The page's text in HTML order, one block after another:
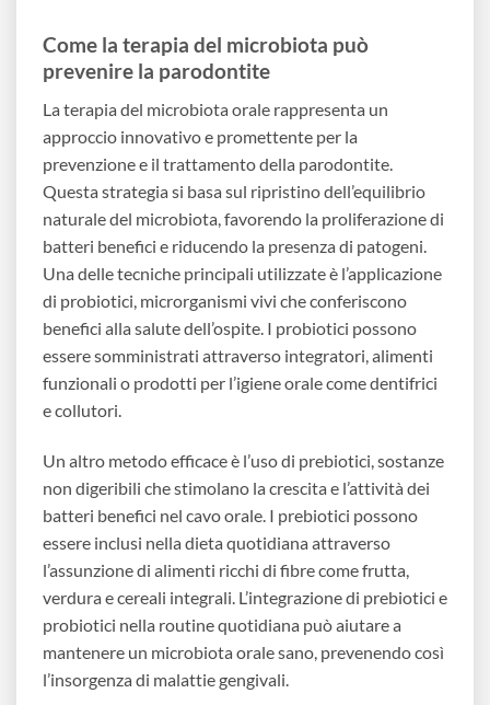
Come la terapia del microbiota può
prevenire la parodontite
La terapia del microbiota orale rappresenta un
approccio innovativo e promettente per la
prevenzione e il trattamento della parodontite.
Questa strategia si basa sul ripristino dell’equilibrio
naturale del microbiota, favorendo la proliferazione di
batteri benefici e riducendo la presenza di patogeni.
Una delle tecniche principali utilizzate è l’applicazione
di probiotici, microrganismi vivi che conferiscono
benefici alla salute dell’ospite. I probiotici possono
essere somministrati attraverso integratori, alimenti
funzionali o prodotti per l’igiene orale come dentifrici
e collutori.
Un altro metodo efficace è l’uso di prebiotici, sostanze
non digeribili che stimolano la crescita e l’attività dei
batteri benefici nel cavo orale. I prebiotici possono
essere inclusi nella dieta quotidiana attraverso
l’assunzione di alimenti ricchi di fibre come frutta,
verdura e cereali integrali. L’integrazione di prebiotici e
probiotici nella routine quotidiana può aiutare a
mantenere un microbiota orale sano, prevenendo così
l’insorgenza di malattie gengivali.